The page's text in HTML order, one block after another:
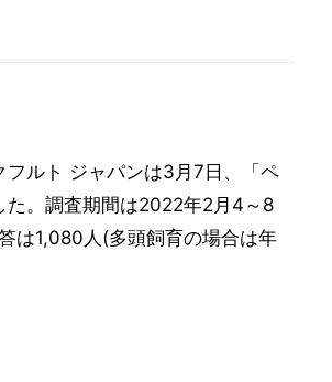
ルト ジャパンは3月7日、「ペ
た。調査期間は2022年2月4～8
は1,080人(多頭飼育の場合は年